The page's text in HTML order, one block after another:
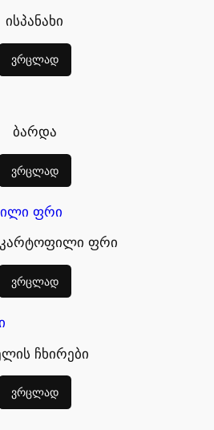
ისპანახი
ვრცლად
ბარდა
ვრცლად
ფრი
ვრცლად
ჩხირები
ვრცლად